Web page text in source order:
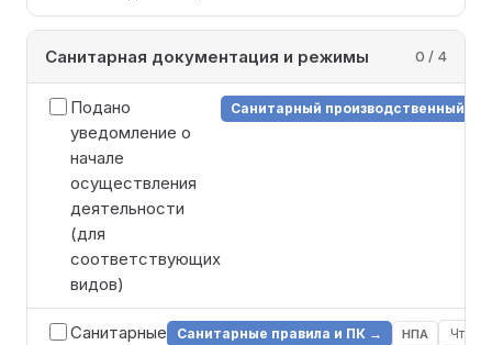
Санитарная документация и режимы 0 / 4
Подано
уведомление о
начале
осуществления
деятельности
(для
соответствующих
видов)
Санитарный производственный
Санитарные
Санитарные правила и ПК → НПА Что